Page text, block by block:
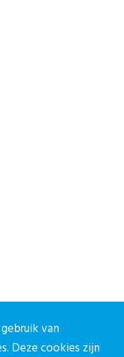
van
Deze cookies zijn